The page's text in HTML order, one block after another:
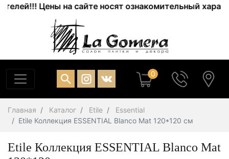
Цены на сайте носят ознакомительный
0
Главная Каталог Etile
Essential
Etile Коллекция ESSENTIAL Blanco Mat 120*120 см
Etile Коллекция ESSENTIAL Blanco Mat